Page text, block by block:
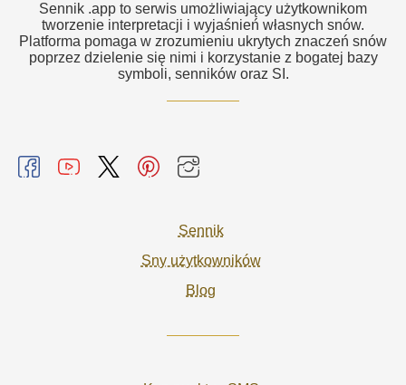
Sennik .app to serwis umożliwiający użytkownikom
tworzenie interpretacji i wyjaśnień własnych snów.
Platforma pomaga w zrozumieniu ukrytych znaczeń snów
poprzez dzielenie się nimi i korzystanie z bogatej bazy
symboli, senników oraz SI.
Sennik
Sny użytkowników
Blog